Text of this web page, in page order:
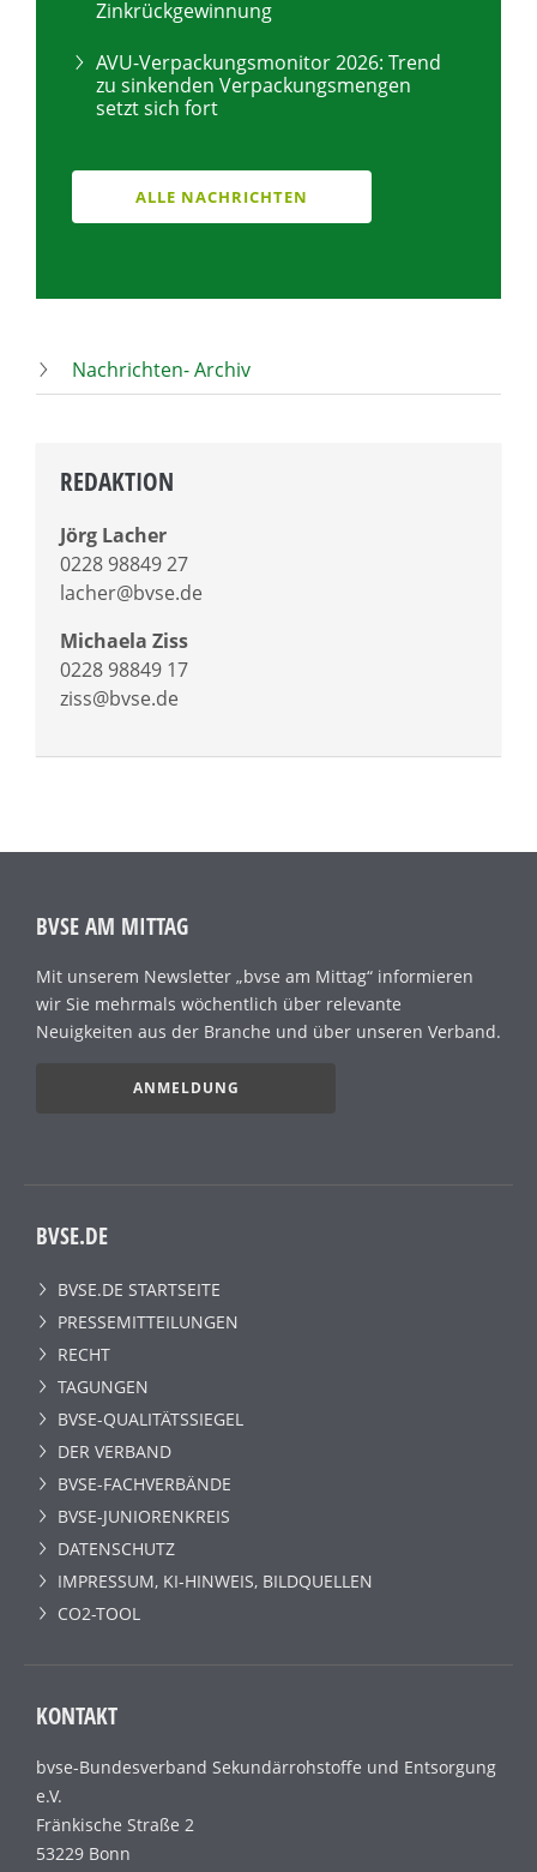
Zinkrückgewinnung
AVU-Verpackungsmonitor 2026: Trend
zu sinkenden Verpackungsmengen
setzt sich fort
ALLE NACHRICHTEN
Nachrichten- Archiv
REDAKTION
Jörg Lacher
0228 98849 27
lacher@bvse.de
Michaela Ziss
0228 98849 17
ziss@bvse.de
BVSE AM MITTAG
Mit unserem Newsletter „bvse am Mittag“ informieren
wir Sie mehrmals wöchentlich über relevante
Neuigkeiten aus der Branche und über unseren Verband.
ANMELDUNG
BVSE.DE
BVSE.DE STARTSEITE
PRESSEMITTEILUNGEN
RECHT
TAGUNGEN
BVSE-QUALITÄTSSIEGEL
DER VERBAND
BVSE-FACHVERBÄNDE
BVSE-JUNIORENKREIS
DATENSCHUTZ
IMPRESSUM, KI-HINWEIS, BILDQUELLEN
CO2-TOOL
KONTAKT
bvse-Bundesverband Sekundärrohstoffe und Entsorgung
e.V.
Fränkische Straße 2
53229 Bonn